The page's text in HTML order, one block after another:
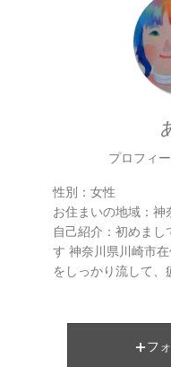
プロフィ
性別： 女性
お住まいの地域： 神
自己紹介： 初めまし
す 神奈川県川崎市
をしっかり流して、
フ